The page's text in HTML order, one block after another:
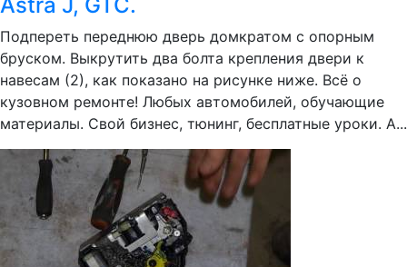
Подпереть переднюю дверь домкратом с опорным
бруском. Выкрутить два болта крепления двери к
навесам (2), как показано на рисунке ниже. Всё о
кузовном ремонте! Любых автомобилей, обучающие
материалы. Свой бизнес, тюнинг, бесплатные уроки. А...